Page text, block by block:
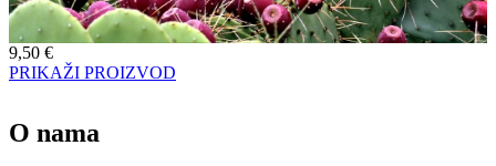
9,50 €
PRIKAŽI PROIZVOD
O nama